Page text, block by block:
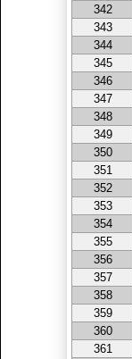
342
343
344
345
346
347
348
349
350
351
352
353
354
355
356
357
358
359
360
361